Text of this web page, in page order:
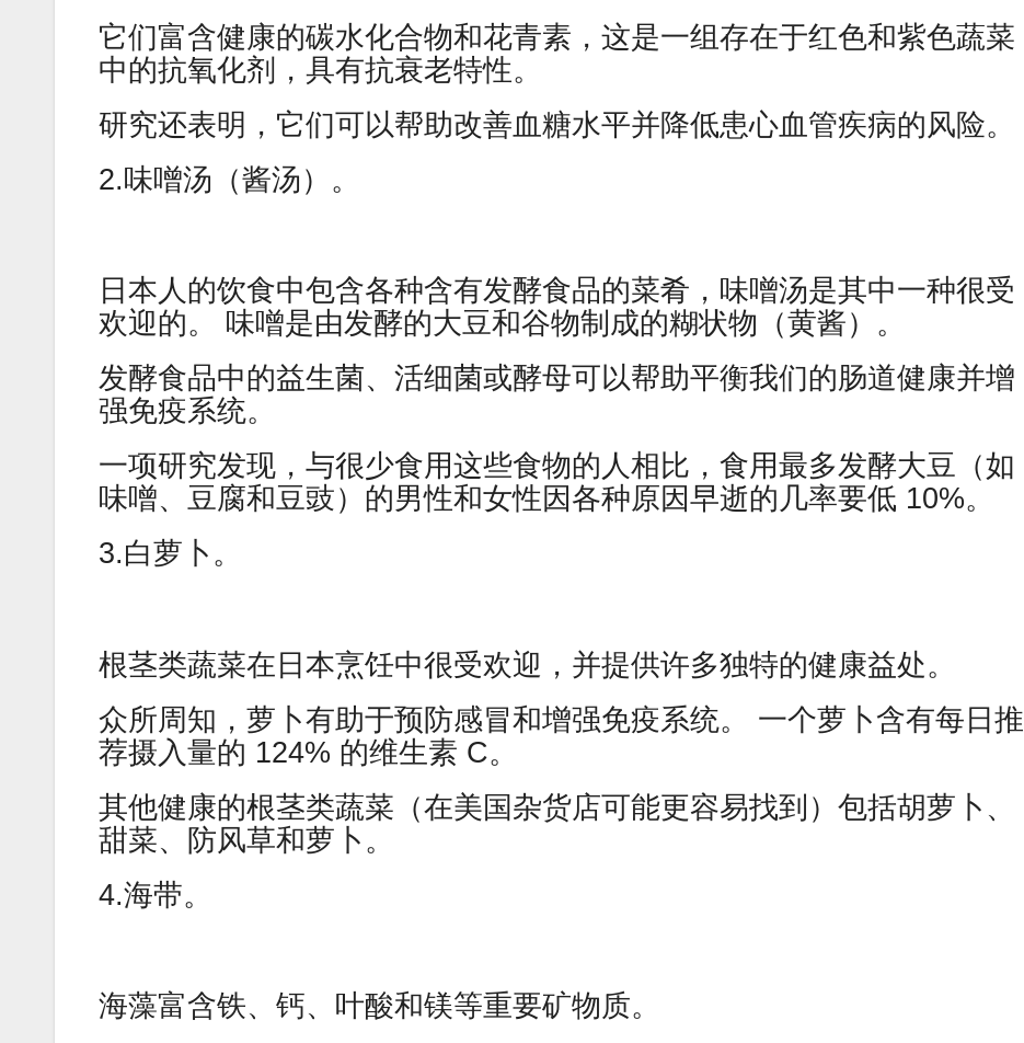
它们富含健康的碳水化合物和花青素，这是一组存在于红色和紫色蔬菜
中的抗氧化剂，具有抗衰老特性。
研究还表明，它们可以帮助改善血糖水平并降低患心血管疾病的风险。
2.味噌汤（酱汤）。
日本人的饮食中包含各种含有发酵食品的菜肴，味噌汤是其中一种很受
欢迎的。 味噌是由发酵的大豆和谷物制成的糊状物（黄酱）。
发酵食品中的益生菌、活细菌或酵母可以帮助平衡我们的肠道健康并增
强免疫系统。
一项研究发现，与很少食用这些食物的人相比，食用最多发酵大豆（如
味噌、豆腐和豆豉）的男性和女性因各种原因早逝的几率要低 10%。
3.白萝卜。
根茎类蔬菜在日本烹饪中很受欢迎，并提供许多独特的健康益处。
众所周知，萝卜有助于预防感冒和增强免疫系统。 一个萝卜含有每日推
荐摄入量的 124% 的维生素 C。
其他健康的根茎类蔬菜（在美国杂货店可能更容易找到）包括胡萝卜、
甜菜、防风草和萝卜。
4.海带。
海藻富含铁、钙、叶酸和镁等重要矿物质。